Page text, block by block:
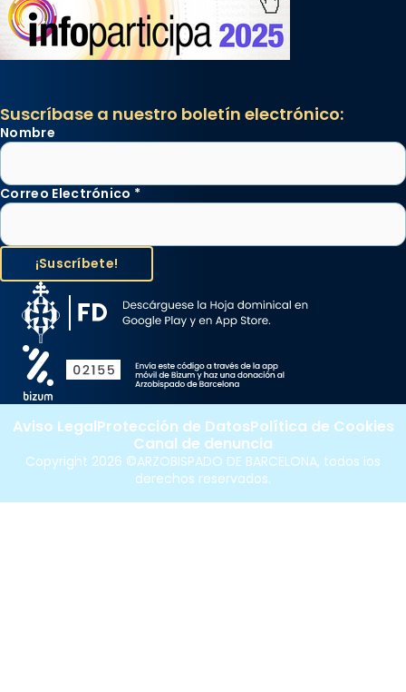
Suscríbase a nuestro boletín electrónico:
Nombre
Correo Electrónico *
Copyright 2026 ©ARZOBISPADO DE BARCELONA, todos los
derechos reservados.
Aviso LegalProtección de DatosPolítica de Cookies
Canal de denuncia